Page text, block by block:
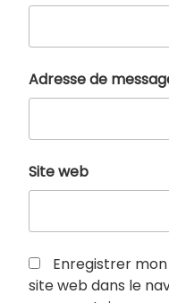
Adresse de
Site web
Enregistrer
site web dans le